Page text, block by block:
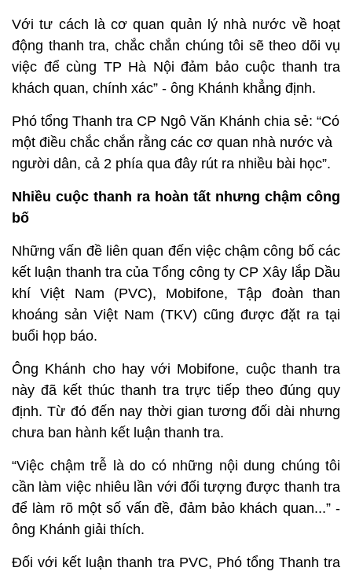
Với tư cách là cơ quan quản lý nhà nước về hoạt
động thanh tra, chắc chắn chúng tôi sẽ theo dõi vụ
việc để cùng TP Hà Nội đảm bảo cuộc thanh tra
khách quan, chính xác” - ông Khánh khẳng định.
Phó tổng Thanh tra CP Ngô Văn Khánh chia sẻ: “Có
một điều chắc chắn rằng các cơ quan nhà nước và
người dân, cả 2 phía qua đây rút ra nhiều bài học”.
Nhiều cuộc thanh ra hoàn tất nhưng chậm công
bố
Những vấn đề liên quan đến việc chậm công bố các
kết luận thanh tra của Tổng công ty CP Xây lắp Dầu
khí Việt Nam (PVC), Mobifone, Tập đoàn than
khoáng sản Việt Nam (TKV) cũng được đặt ra tại
buổi họp báo.
Ông Khánh cho hay với Mobifone, cuộc thanh tra
này đã kết thúc thanh tra trực tiếp theo đúng quy
định. Từ đó đến nay thời gian tương đối dài nhưng
chưa ban hành kết luận thanh tra.
“Việc chậm trễ là do có những nội dung chúng tôi
cần làm việc nhiêu lần với đối tượng được thanh tra
để làm rõ một số vấn đề, đảm bảo khách quan...” -
ông Khánh giải thích.
Đối với kết luận thanh tra PVC, Phó tổng Thanh tra